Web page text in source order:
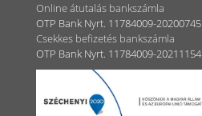
Online átutalás bankszámla
OTP Bank Nyrt. 11784009-20200745
Csekkes befizetés bankszámla
OTP Bank Nyrt. 11784009-20211154